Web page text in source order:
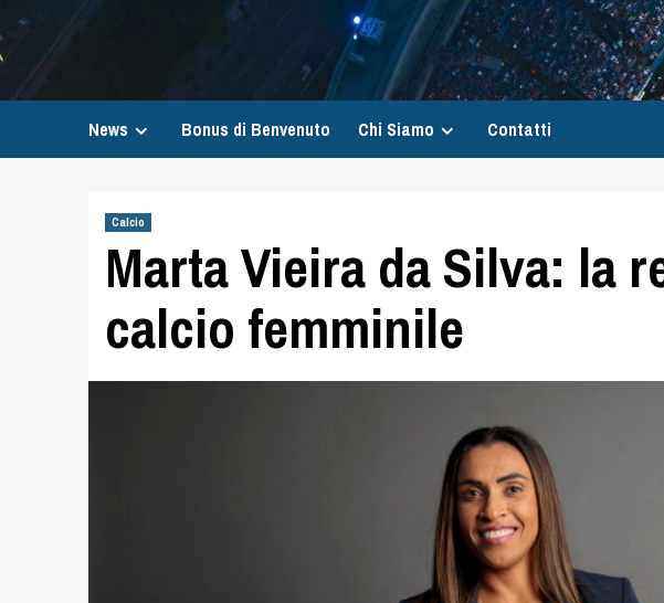
News Bonus di Benvenuto Chi Siamo Contatti
Calcio
Marta Vieira da Silva: la
calcio femminile